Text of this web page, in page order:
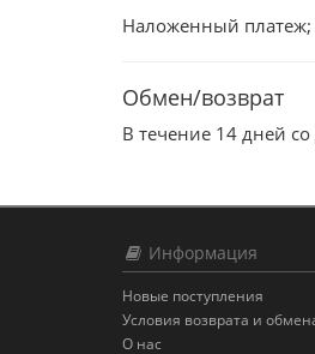
Наложенный платеж;
Обмен/возврат
В течение 14 дней
Информация
Новые поступления
Условия возврата и
О нас